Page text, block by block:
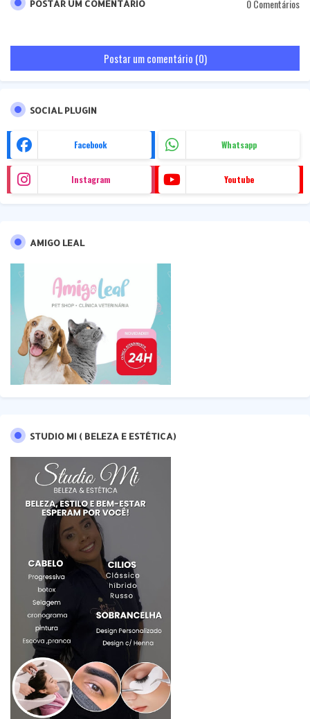
POSTAR UM COMENTÁRIO 0 Comentários
Postar um comentário (0)
SOCIAL PLUGIN
Facebook Whatsapp
Instagram Youtube
AMIGO LEAL
STUDIO MI ( BELEZA E ESTÉTICA)